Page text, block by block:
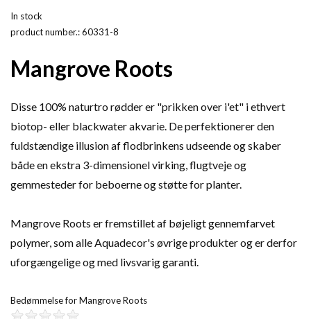
In stock
product number.:60331-8
Mangrove Roots
Disse 100% naturtro rødder er "prikken over i'et" i ethvert
biotop- eller blackwater akvarie. De perfektionerer den
fuldstændige illusion af flodbrinkens udseende og skaber
både en ekstra 3-dimensionel virking, flugtveje og
gemmesteder for beboerne og støtte for planter.
Mangrove Roots er fremstillet af bøjeligt gennemfarvet
polymer, som alle Aquadecor's øvrige produkter og er derfor
uforgængelige og med livsvarig garanti.
Bedømmelse forMangrove Roots